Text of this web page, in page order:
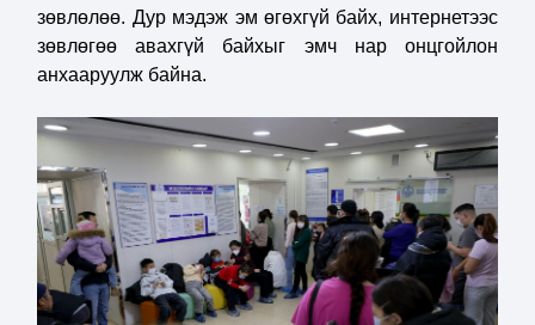
зөвлөлөө. Дур мэдэж эм өгөхгүй байх, интернетээс
зөвлөгөө авахгүй байхыг эмч нар онцгойлон
анхааруулж байна.